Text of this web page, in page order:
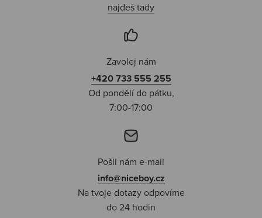
najdeš tady
Zavolej nám
+420 733 555 255
Od pondělí do pátku,
7:00-17:00
Pošli nám e-mail
info@niceboy.cz
Na tvoje dotazy odpovíme
do 24 hodin